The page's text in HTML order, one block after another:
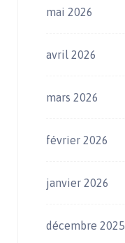
mai 2026
avril 2026
mars 2026
février 2026
janvier 2026
décembre 2025